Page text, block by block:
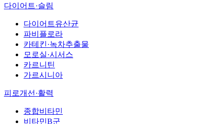
다이어트·슬림
다이어트유산균
파비플로라
카테킨·녹차추출물
모로실·시서스
카르니틴
가르시니아
피로개선·활력
종합비타민
비타민B군